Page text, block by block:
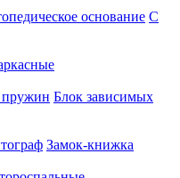
основание С
пружин Блок зависимых
Замок-книжка